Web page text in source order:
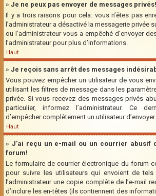
» Je ne peux pas envoyer de messages privés!
Il y a trois raisons pour cela: vous n’êtes pas
l’administrateur a désactivé la messagerie privée
ou l’administrateur vous a empêché d’envoyer
l’administrateur pour plus d’informations.
Haut
» Je reçois sans arrêt des messages
Vous pouvez empêcher un utilisateur de vous
utilisant les filtres de message dans les
privée. Si vous recevez des messages privés
particulier, informez l’administrateur. Ce
d’empêcher complètement un utilisateur
Haut
» J’ai reçu un e-mail ou un courrier abusif
forum!
Le formulaire de courrier électronique du forum
pour suivre les utilisateurs qui envoient de tels
l’administrateur une copie complète de l’e-mail
d’inclure les en-têtes (ils contiennent des